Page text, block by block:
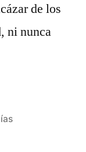
de los
ni nunca